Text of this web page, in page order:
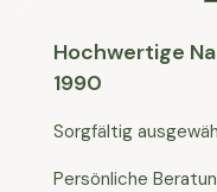
Hochwertige
1990
Sorgfältig
Persönliche